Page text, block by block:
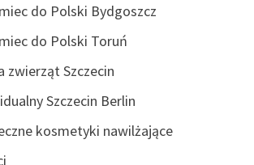
do Polski Bydgoszcz
do Polski Toruń
zwierząt Szczecin
Szczecin Berlin
kosmetyki nawilżające